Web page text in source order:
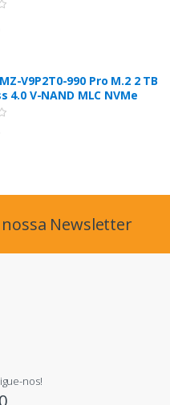
V9P2T0-990 Pro M.2 2 TB
4.0 V-NAND MLC NVMe
Newsletter
nos!